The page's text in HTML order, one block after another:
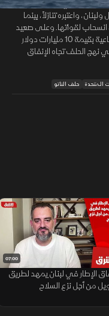
اللبناني، رفض حزب الله
واعتبره تنازلاً، بينما
لقواتها. وعلى صعيد
آخر، كشف الأمين العام لحلف الناتو عن عقود دفاعية بقيمة 10 مليارات دولار
نهج الحلف تجاه الإنفاق
المتحدة حلف الناتو
07:00
الإطار في لبنان يمهد لطريق
من أجل نزع السلاح